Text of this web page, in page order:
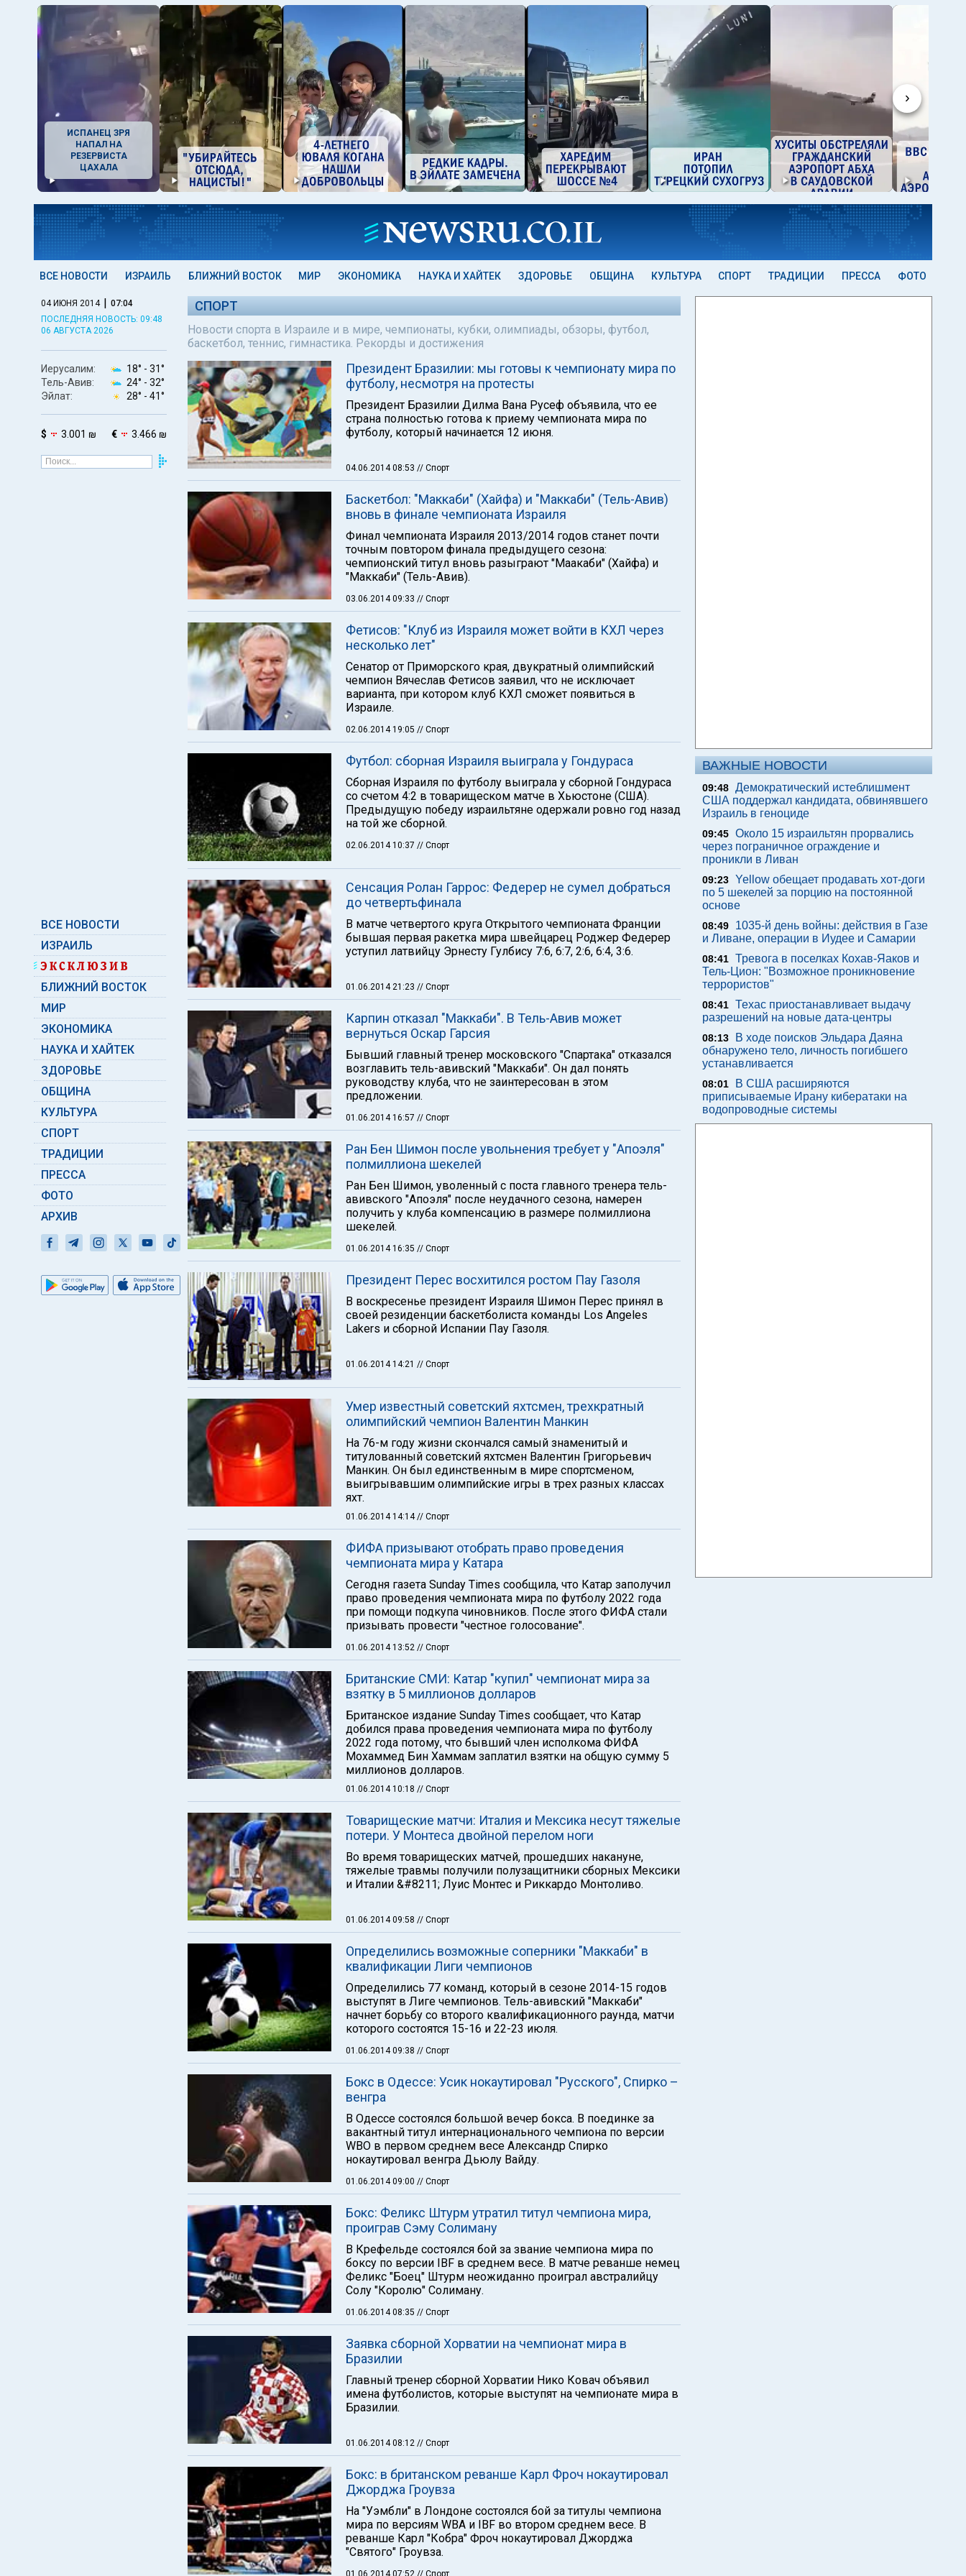
›
ИСПАНЕЦ ЗРЯ
НАПАЛ НА
РЕЗЕРВИСТА
ЦАХАЛА
ВСЕ НОВОСТИ ИЗРАИЛЬ БЛИЖНИЙ ВОСТОК МИР ЭКОНОМИКА НАУКА И ХАЙТЕК ЗДОРОВЬЕ ОБЩИНА КУЛЬТУРА СПОРТ ТРАДИЦИИ ПРЕССА ФОТО
04 ИЮНЯ 2014 | 07:04
ПОСЛЕДНЯЯ НОВОСТЬ: 09:48
06 АВГУСТА 2026
Иерусалим: 18° - 31°
Тель-Авив:
24° - 32°
Эйлат:
28° - 41°
$ 3.001 ₪ € 3.466 ₪
ВСЕ НОВОСТИ
ИЗРАИЛЬ
БЛИЖНИЙ ВОСТОК
МИР
ЭКОНОМИКА
НАУКА И ХАЙТЕК
ЗДОРОВЬЕ
ОБЩИНА
КУЛЬТУРА
СПОРТ
ТРАДИЦИИ
ПРЕССА
ФОТО
АРХИВ
СПОРТ
Новости спорта в Израиле и в мире, чемпионаты, кубки, олимпиады, обзоры, футбол,
баскетбол, теннис, гимнастика. Рекорды и достижения
Президент Бразилии: мы готовы к чемпионату мира по
футболу, несмотря на протесты
Президент Бразилии Дилма Вана Русеф объявила, что ее
страна полностью готова к приему чемпионата мира по
футболу, который начинается 12 июня.
04.06.2014 08:53 // Спорт
Баскетбол: "Маккаби" (Хайфа) и "Маккаби" (Тель-Авив)
вновь в финале чемпионата Израиля
Финал чемпионата Израиля 2013/2014 годов станет почти
точным повтором финала предыдущего сезона:
чемпионский титул вновь разыграют "Маакаби" (Хайфа) и
"Маккаби" (Тель-Авив).
03.06.2014 09:33 // Спорт
Фетисов: "Клуб из Израиля может войти в КХЛ через
несколько лет"
Сенатор от Приморского края, двукратный олимпийский
чемпион Вячеслав Фетисов заявил, что не исключает
варианта, при котором клуб КХЛ сможет появиться в
Израиле.
02.06.2014 19:05 // Спорт
Футбол: сборная Израиля выиграла у Гондураса
Сборная Израиля по футболу выиграла у сборной Гондураса
со счетом 4:2 в товарищеском матче в Хьюстоне (США).
Предыдущую победу израильтяне одержали ровно год назад
на той же сборной.
02.06.2014 10:37 // Спорт
Сенсация Ролан Гаррос: Федерер не сумел добраться
до четвертьфинала
В матче четвертого круга Открытого чемпионата Франции
бывшая первая ракетка мира швейцарец Роджер Федерер
уступил латвийцу Эрнесту Гулбису 7:6, 6:7, 2:6, 6:4, 3:6.
01.06.2014 21:23 // Спорт
Карпин отказал "Маккаби". В Тель-Авив может
вернуться Оскар Гарсия
Бывший главный тренер московского "Спартака" отказался
возглавить тель-авивский "Маккаби". Он дал понять
руководству клуба, что не заинтересован в этом
предложении.
01.06.2014 16:57 // Спорт
Ран Бен Шимон после увольнения требует у "Апоэля"
полмиллиона шекелей
Ран Бен Шимон, уволенный с поста главного тренера тель-
авивского "Апоэля" после неудачного сезона, намерен
получить у клуба компенсацию в размере полмиллиона
шекелей.
01.06.2014 16:35 // Спорт
Президент Перес восхитился ростом Пау Газоля
В воскресенье президент Израиля Шимон Перес принял в
своей резиденции баскетболиста команды Los Angeles
Lakers и сборной Испании Пау Газоля.
01.06.2014 14:21 // Спорт
Умер известный советский яхтсмен, трехкратный
олимпийский чемпион Валентин Манкин
На 76-м году жизни скончался самый знаменитый и
титулованный советский яхтсмен Валентин Григорьевич
Манкин. Он был единственным в мире спортсменом,
выигрывавшим олимпийские игры в трех разных классах
яхт.
01.06.2014 14:14// Спорт
ФИФА призывают отобрать право проведения
чемпионата мира у Катара
Сегодня газета Sunday Times сообщила, что Катар заполучил
право проведения чемпионата мира по футболу 2022 года
при помощи подкупа чиновников. После этого ФИФА стали
призывать провести "честное голосование".
01.06.2014 13:52 // Спорт
Британские СМИ: Катар "купил" чемпионат мира за
взятку в 5 миллионов долларов
Британское издание Sunday Times сообщает, что Катар
добился права проведения чемпионата мира по футболу
2022 года потому, что бывший член исполкома ФИФА
Мохаммед Бин Хаммам заплатил взятки на общую сумму 5
миллионов долларов.
01.06.2014 10:18 // Спорт
Товарищеские матчи: Италия и Мексика несут тяжелые
потери. У Монтеса двойной перелом ноги
Во время товарищеских матчей, прошедших накануне,
тяжелые травмы получили полузащитники сборных Мексики
и Италии &#8211; Луис Монтес и Риккардо Монтоливо.
01.06.2014 09:58 // Спорт
Определились возможные соперники "Маккаби" в
квалификации Лиги чемпионов
Определились 77 команд, который в сезоне 2014-15 годов
выступят в Лиге чемпионов. Тель-авивский "Маккаби"
начнет борьбу со второго квалификационного раунда, матчи
которого состоятся 15-16 и 22-23 июля.
01.06.2014 09:38 // Спорт
Бокс в Одессе: Усик нокаутировал "Русского", Спирко –
венгра
В Одессе состоялся большой вечер бокса. В поединке за
вакантный титул интернационального чемпиона по версии
WBO в первом среднем весе Александр Спирко
нокаутировал венгра Дьюлу Вайду.
01.06.2014 09:00 // Спорт
Бокс: Феликс Штурм утратил титул чемпиона мира,
проиграв Сэму Солиману
В Крефельде состоялся бой за звание чемпиона мира по
боксу по версии IBF в среднем весе. В матче реванше немец
Феликс "Боец" Штурм неожиданно проиграл австралийцу
Солу "Королю" Солиману.
01.06.2014 08:35 // Спорт
Заявка сборной Хорватии на чемпионат мира в
Бразилии
Главный тренер сборной Хорватии Нико Ковач объявил
имена футболистов, которые выступят на чемпионате мира в
Бразилии.
01.06.2014 08:12 // Спорт
Бокс: в британском реванше Карл Фроч нокаутировал
Джорджа Гроувза
На "Уэмбли" в Лондоне состоялся бой за титулы чемпиона
мира по версиям WBA и IBF во втором среднем весе. В
реванше Карл "Кобра" Фроч нокаутировал Джорджа
"Святого" Гроувза.
01.06.2014 07:52 // Спорт
ВАЖНЫЕ НОВОСТИ
09:48 Демократический истеблишмент
США поддержал кандидата, обвинявшего
Израиль в геноциде
09:45 Около 15 израильтян прорвались
через пограничное ограждение и
проникли в Ливан
09:23 Yellow обещает продавать хот-доги
по 5 шекелей за порцию на постоянной
основе
08:49
1035-й день войны: действия в Газе
и Ливане, операции в Иудее и Самарии
08:41 Тревога в поселках Кохав-Яаков и
Тель-Цион: "Возможное проникновение
террористов"
08:41 Техас приостанавливает выдачу
разрешений на новые дата-центры
08:13
В ходе поисков Эльдара Даяна
обнаружено тело, личность погибшего
устанавливается
08:01
В США расширяются
приписываемые Ирану кибератаки на
водопроводные системы